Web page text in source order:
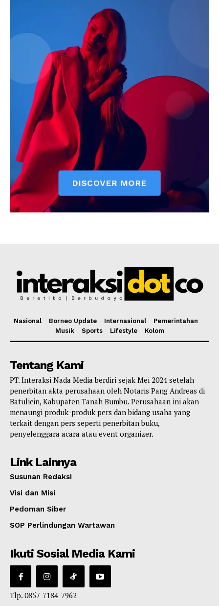
Nasional Borneo Update Internasional
Pemerintahan
Musik
Sports Lifestyle Kolom
Tentang Kami
PT. Interaksi Nada Media berdiri sejak Mei 2024 setelah
penerbitan akta perusahaan oleh Notaris Pang Andreas di
Batulicin, Kabupaten Tanah Bumbu. Perusahaan ini akan
menaungi produk-produk pers dan bidang usaha yang
terkait dengan pers seperti penerbitan buku,
penyelenggara acara atau event organizer.
Link Lainnya
Susunan Redaksi
Visi dan Misi
Pedoman Siber
SOP Perlindungan Wartawan
Ikuti Sosial Media Kami
Tlp. 0857-7184-7962